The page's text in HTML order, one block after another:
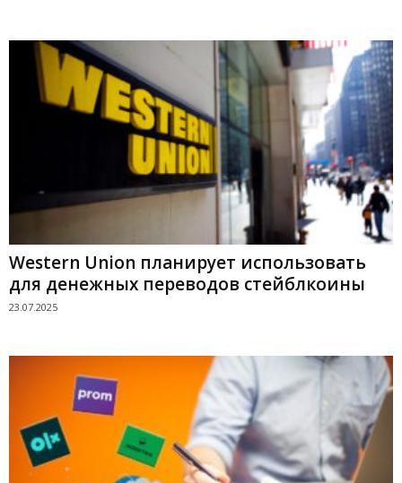
Western Union планирует использовать
для денежных переводов стейблкоины
23.07.2025